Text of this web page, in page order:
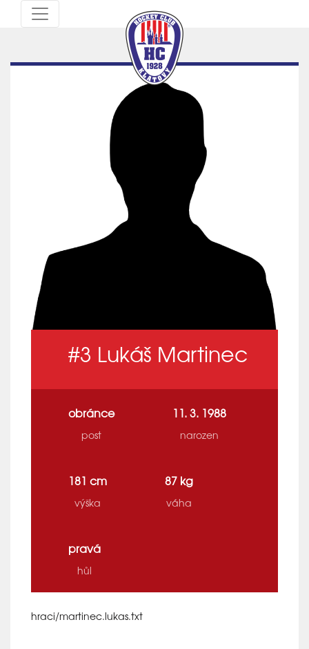
#3 Lukáš Martinec
obránce
post
11. 3. 1988
narozen
181 cm
výška
87 kg
váha
pravá
hůl
hraci/martinec.lukas.txt